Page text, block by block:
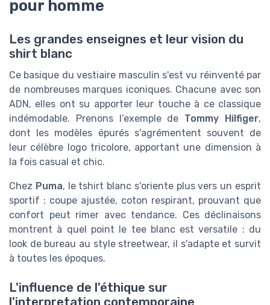
pour homme
Les grandes enseignes et leur vision du
shirt blanc
Ce basique du vestiaire masculin s'est vu réinventé par
de nombreuses marques iconiques. Chacune avec son
ADN, elles ont su apporter leur touche à ce classique
indémodable. Prenons l’exemple de Tommy Hilfiger,
dont les modèles épurés s'agrémentent souvent de
leur célèbre logo tricolore, apportant une dimension à
la fois casual et chic.
Chez Puma, le tshirt blanc s'oriente plus vers un esprit
sportif : coupe ajustée, coton respirant, prouvant que
confort peut rimer avec tendance. Ces déclinaisons
montrent à quel point le tee blanc est versatile : du
look de bureau au style streetwear, il s'adapte et survit
à toutes les époques.
L'influence de l'éthique sur